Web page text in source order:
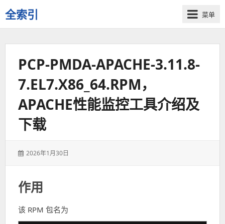
全索引
一
些
菜单
PCP-PMDA-APACHE-3.11.8-
7.EL7.X86_64.RPM，
APACHE性能监控工具介绍及
下载
发
2026年1月30日
作用
该 RPM 包名为